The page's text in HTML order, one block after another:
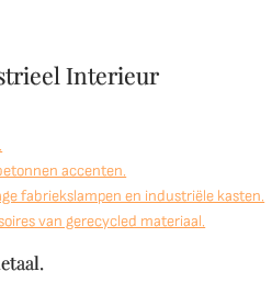
Interieur
accenten.
fabriekslampen en industriële kasten.
van gerecycled materiaal.